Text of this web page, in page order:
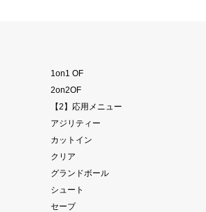
1on1 OF
2on2OF
【2】応用メニュー
アジリティー
カットイン
クリア
グランドボール
シュート
セーブ